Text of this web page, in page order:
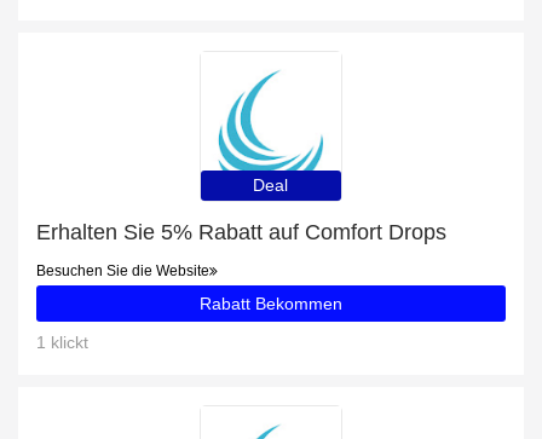
Deal
Erhalten Sie 5% Rabatt auf Comfort Drops
Besuchen Sie die Website
Rabatt Bekommen
1 klickt